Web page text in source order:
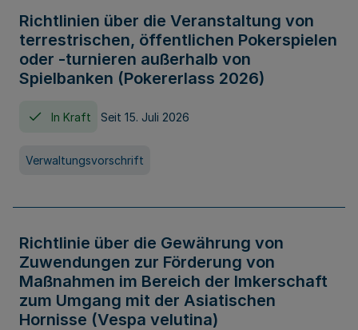
Richtlinien über die Veranstaltung von
terrestrischen, öffentlichen Pokerspielen
oder -turnieren außerhalb von
Spielbanken (Pokererlass 2026)
In Kraft Seit 15. Juli 2026
Verwaltungsvorschrift
Richtlinie über die Gewährung von
Zuwendungen zur Förderung von
Maßnahmen im Bereich der Imkerschaft
zum Umgang mit der Asiatischen
Hornisse (Vespa velutina)